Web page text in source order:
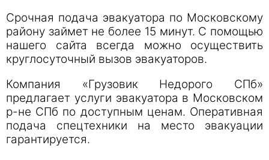
Срочная подача эвакуатора по Московскому
району займет не более 15 минут. С помощью
нашего сайта всегда можно осуществить
круглосуточный вызов эвакуаторов.
Компания «Грузовик Недорого СПб»
предлагает услуги эвакуатора в Московском
р-не СПб по доступным ценам. Оперативная
подача спецтехники на место эвакуации
гарантируется.